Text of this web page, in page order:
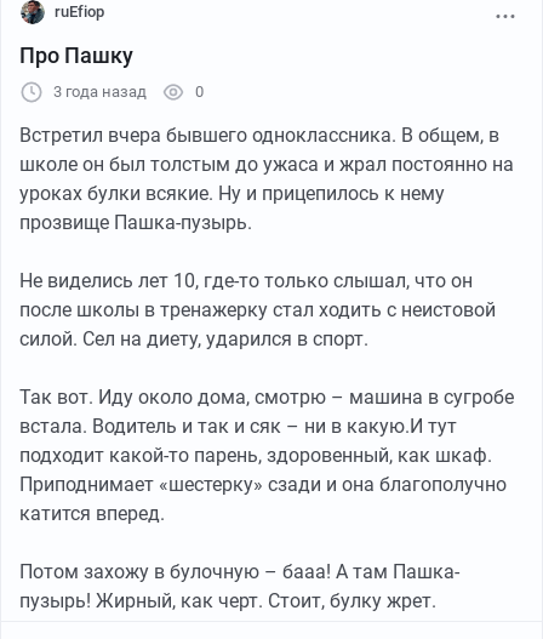
ruEfiop
Про Пашку
3 года назад 0
Встретил вчера бывшего одноклассника. В общем, в
школе он был толстым до ужаса и жрал постоянно на
уроках булки всякие. Ну и прицепилось к нему
прозвище Пашка-пузырь.
Не виделись лет 10, где-то только слышал, что он
после школы в тренажерку стал ходить с неистовой
силой. Сел на диету, ударился в спорт.
Так вот. Иду около дома, смотрю – машина в сугробе
встала. Водитель и так и сяк – ни в какую.И тут
подходит какой-то парень, здоровенный, как шкаф.
Приподнимает «шестерку» сзади и она благополучно
катится вперед.
Потом захожу в булочную – бааа! А там Пашка-
пузырь! Жирный, как черт. Стоит, булку жрет.